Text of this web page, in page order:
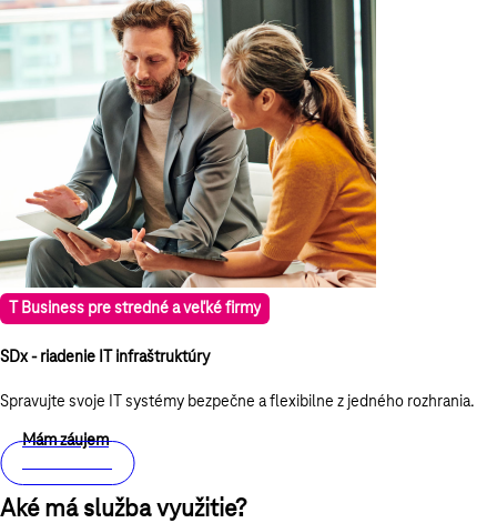
T Business pre stredné a veľké firmy
SDx - riadenie IT infraštruktúry
Spravujte svoje IT systémy bezpečne a flexibilne z jedného rozhrania.
Mám záujem
Aké má služba využitie?